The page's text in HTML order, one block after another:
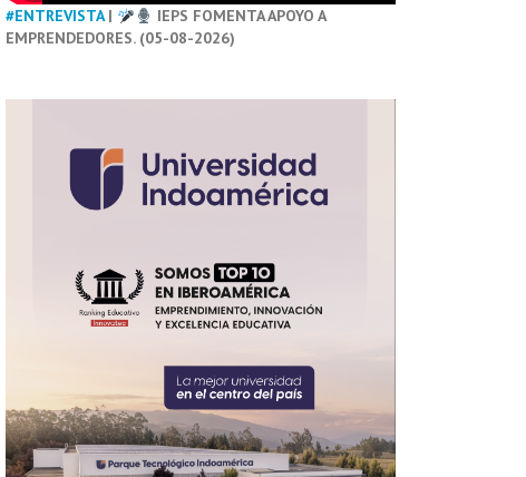
#ENTREVISTA|
IEPS FOMENTA APOYO A
EMPRENDEDORES. (05-08-2026)